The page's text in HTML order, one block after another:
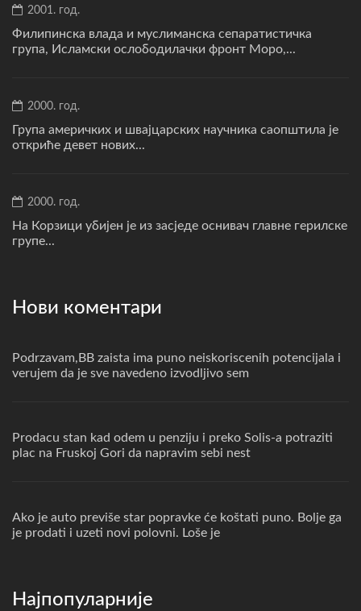
2001. год.
Филипинска влада и муслиманска сепаратистичка
група, Исламски ослободилачки фронт Моро,...
2000. год.
Група америчких и швајцарских научника саопштила је
откриће девет нових...
2000. год.
На Корзици убијен је из засједе оснивач главне герилске
групе...
Нови коментари
Podrzavam,BB zaista ima puno neiskoriscenih potencijala i
verujem da je sve navedeno izvodljivo sem
Prodacu stan kad odem u penziju i preko Solis-a potraziti
plac na Fruskoj Gori da napravim sebi nest
Ako je auto previše star popravke će koštati puno. Bolje ga
je prodati i uzeti novi polovni. Loše je
Најпопуларније